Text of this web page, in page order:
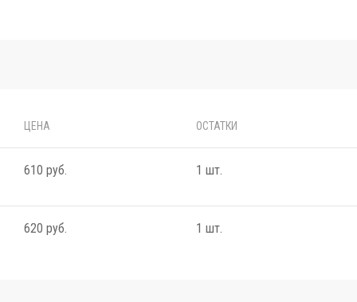
ЦЕНА ОСТАТКИ
610 руб. 1 шт.
620 руб. 1 шт.